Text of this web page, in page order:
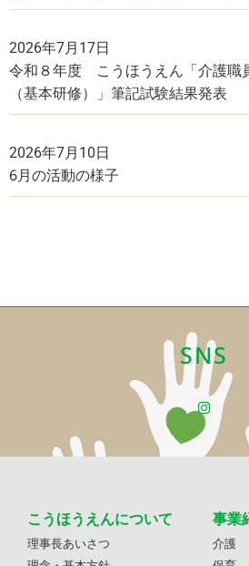
2026年7月17日
令和８年度 こうほうえん「介護職
（基本研修）」筆記試験結果発表
2026年7月10日
6月の活動の様子
SNS
こうほうえんについて
理事長あいさつ
事業
介護